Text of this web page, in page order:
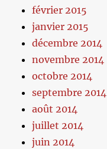
février 2015
janvier 2015
décembre 2014
novembre 2014
octobre 2014
septembre 2014
août 2014
juillet 2014
juin 2014